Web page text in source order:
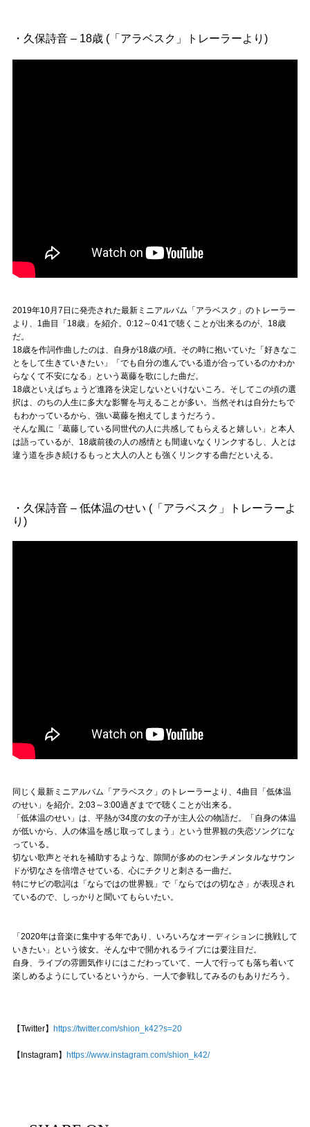
・久保詩音 – 18歳 (「アラベスク」トレーラーより)
2019年10月7日に発売された最新ミニアルバム「アラベスク」のトレーラー
より、1曲目「18歳」を紹介。0:12～0:41で聴くことが出来るのが、18歳
だ。
18歳を作詞作曲したのは、自身が18歳の頃。その時に抱いていた「好きなこ
とをして生きていきたい」「でも自分の進んでいる道が合っているのかわか
らなくて不安になる」という葛藤を歌にした曲だ。
18歳といえばちょうど進路を決定しないといけないころ。そしてこの頃の選
択は、のちの人生に多大な影響を与えることが多い。当然それは自分たちで
もわかっているから、強い葛藤を抱えてしまうだろう。
そんな風に「葛藤している同世代の人に共感してもらえると嬉しい」と本人
は語っているが、18歳前後の人の感情とも間違いなくリンクするし、人とは
違う道を歩き続けるもっと大人の人とも強くリンクする曲だといえる。
・久保詩音 – 低体温のせい (「アラベスク」トレーラーよ
り)
同じく最新ミニアルバム「アラベスク」のトレーラーより、4曲目「低体温
のせい」を紹介。2:03～3:00過ぎまでで聴くことが出来る。
「低体温のせい」は、平熱が34度の女の子が主人公の物語だ。「自身の体温
が低いから、人の体温を感じ取ってしまう」という世界観の失恋ソングにな
っている。
切ない歌声とそれを補助するような、隙間が多めのセンチメンタルなサウン
ドが切なさを倍増させている、心にチクリと刺さる一曲だ。
特にサビの歌詞は「ならではの世界観」で「ならではの切なさ」が表現され
ているので、しっかりと聞いてもらいたい。
「2020年は音楽に集中する年であり、いろいろなオーディションに挑戦して
いきたい」という彼女。そんな中で開かれるライブには要注目だ。
自身、ライブの雰囲気作りにはこだわっていて、一人で行っても落ち着いて
楽しめるようにしているというから、一人で参戦してみるのもありだろう。
【Twitter】 https://twitter.com/shion_k42?s=20
【Instagram】 https://www.instagram.com/shion_k42/